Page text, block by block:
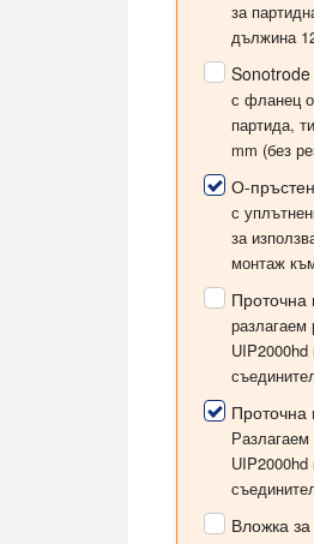
за
дължина
с фланец
партида,
mm (без
О-
с
за
монтаж
Проточна
Проточна
Вложка